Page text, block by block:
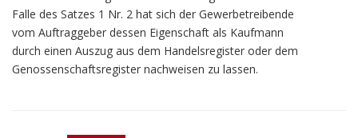
Falle des Satzes 1 Nr. 2 hat sich der Gewerbetreibende
vom Auftraggeber dessen Eigenschaft als Kaufmann
durch einen Auszug aus dem Handelsregister oder dem
Genossenschaftsregister nachweisen zu lassen.